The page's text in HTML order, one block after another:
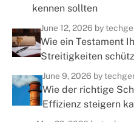
kennen sollten
June 12, 2026 by
Wie ein Testament
Streitigkeiten
June 9, 2026 by
Wie der richtige
Effizienz steigern